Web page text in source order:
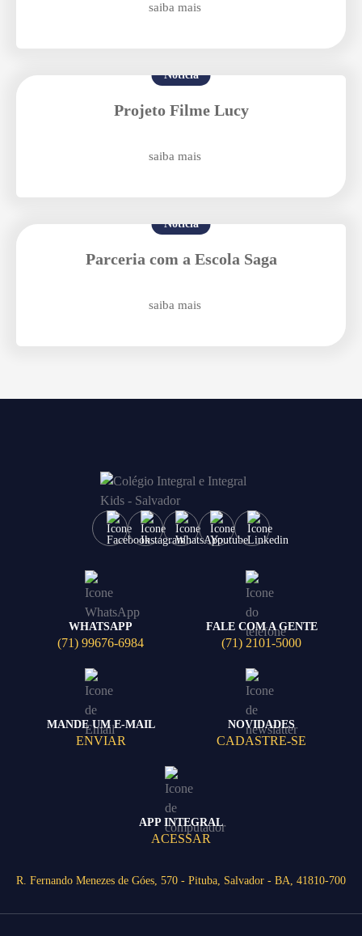
saiba mais
Notícia
Projeto Filme Lucy
saiba mais
Notícia
Parceria com a Escola Saga
saiba mais
WHATSAPP
(71) 99676-6984
FALE COM A GENTE
(71) 2101-5000
MANDE UM E-MAIL
ENVIAR
NOVIDADES
CADASTRE-SE
APP INTEGRAL
ACESSAR
R. Fernando Menezes de Góes, 570 - Pituba, Salvador - BA, 41810-700